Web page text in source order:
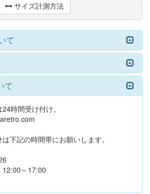
サイズ計測方法
て
て
時間受け付け。
下記の時間帯にお願いします。
～17:00